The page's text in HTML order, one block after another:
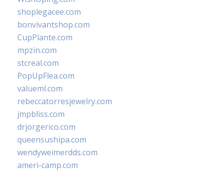
shoplegacee.com
bonvivantshop.com
CupPlante.com
mpzin.com
stcreal.com
PopUpFlea.com
valueml.com
rebeccatorresjewelry.com
jmpbliss.com
drjorgerico.com
queensushipa.com
wendyweimerdds.com
ameri-camp.com